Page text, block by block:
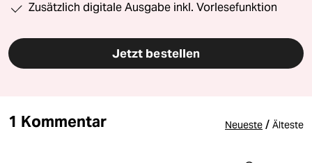
Zusätzlich digitale Ausgabe inkl. Vorlesefunktion
Jetzt bestellen
1 Kommentar Neueste / Älteste